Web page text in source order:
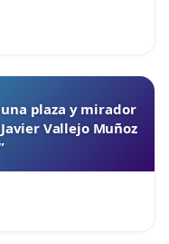
plaza y mirador
Vallejo Muñoz